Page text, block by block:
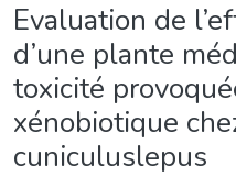
Evaluation de
d’une plante
toxicité
xénobiotique
cuniculuslepus